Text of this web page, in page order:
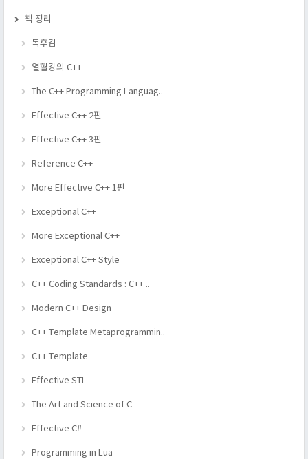
책 정리
독후감
열혈강의 C++
The C++ Programming Languag..
Effective C++ 2판
Effective C++ 3판
Reference C++
More Effective C++ 1판
Exceptional C++
More Exceptional C++
Exceptional C++ Style
C++ Coding Standards : C++ ..
Modern C++ Design
C++ Template Metaprogrammin..
C++ Template
Effective STL
The Art and Science of C
Effective C#
Programming in Lua